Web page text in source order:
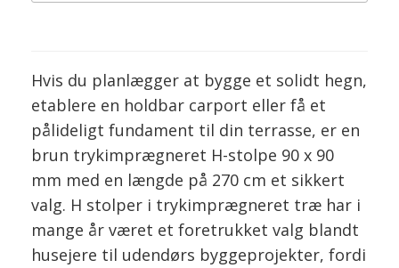
Hvis du planlægger at bygge et solidt hegn,
etablere en holdbar carport eller få et
pålideligt fundament til din terrasse, er en
brun trykimprægneret H-stolpe 90 x 90
mm med en længde på 270 cm et sikkert
valg. H stolper i trykimprægneret træ har i
mange år været et foretrukket valg blandt
husejere til udendørs byggeprojekter, fordi